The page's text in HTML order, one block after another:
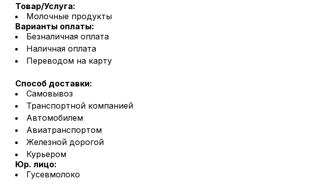
Товар/Услуга:
Молочные продукты
Варианты оплаты:
Безналичная оплата
Наличная оплата
Переводом на карту
Способ доставки:
Самовывоз
Транспортной компанией
Автомобилем
Авиатранспортом
Железной дорогой
Курьером
Юр. лицо:
Гусевмолоко